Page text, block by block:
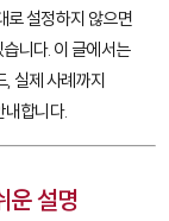
로 설정하지 않으면
니다. 이 글에서는
실제 사례까지
합니다.
운 설명